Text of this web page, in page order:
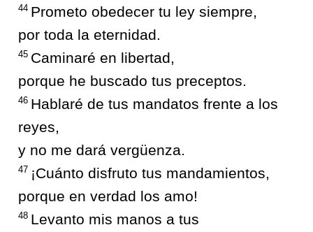
44 Prometo obedecer tu ley siempre,
por toda la eternidad.
45 Caminaré en libertad,
porque he buscado tus preceptos.
46 Hablaré de tus mandatos frente a los
reyes,
y no me dará vergüenza.
47 ¡Cuánto disfruto tus mandamientos,
porque en verdad los amo!
48 Levanto mis manos a tus